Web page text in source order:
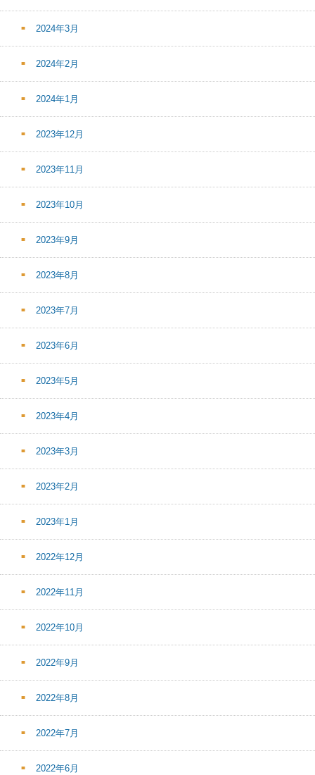
2024年3月
2024年2月
2024年1月
2023年12月
2023年11月
2023年10月
2023年9月
2023年8月
2023年7月
2023年6月
2023年5月
2023年4月
2023年3月
2023年2月
2023年1月
2022年12月
2022年11月
2022年10月
2022年9月
2022年8月
2022年7月
2022年6月